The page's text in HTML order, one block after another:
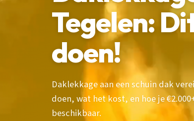
Tegelen:
doen!
Daklekkage aan een schuin dak
doen, wat het kost, en hoe je
beschikbaar.